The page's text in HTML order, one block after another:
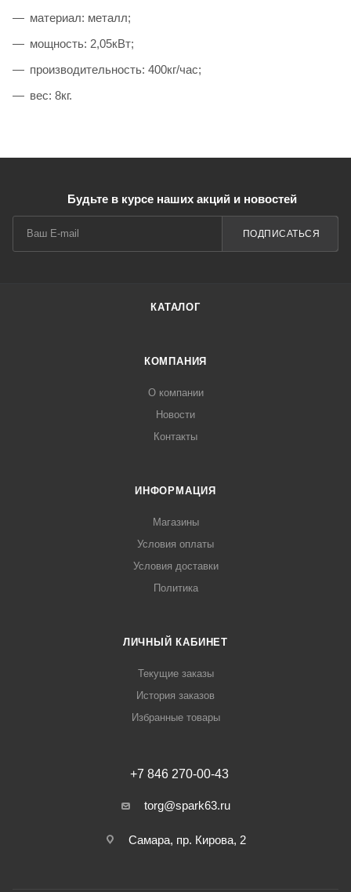
материал: металл;
мощность: 2,05кВт;
производительность: 400кг/час;
вес: 8кг.
Будьте в курсе наших акций и новостей
ПОДПИСАТЬСЯ
КАТАЛОГ
КОМПАНИЯ
О компании
Новости
Контакты
ИНФОРМАЦИЯ
Магазины
Условия оплаты
Условия доставки
Политика
ЛИЧНЫЙ КАБИНЕТ
Текущие заказы
История заказов
Избранные товары
+7 846 270-00-43
torg@spark63.ru
Самара, пр. Кирова, 2